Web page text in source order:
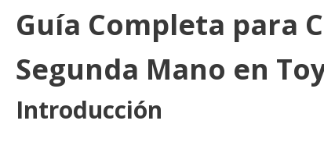
Guía Completa para
Segunda Mano en
Introducción